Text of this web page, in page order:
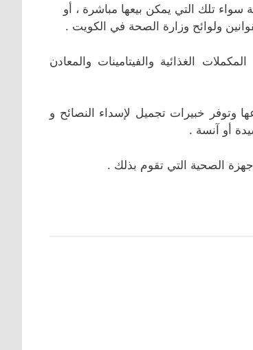
سواء تلك التي يمكن بيعها مباشرة ، أو
ولوائح وزارة الصحة في الكويت .
الغذائية والفيتامينات والمعادن
وتوفر خبيرات تجميل لإسداء النصائح و
أو آنسة .
الصحية التي تقوم بذلك .